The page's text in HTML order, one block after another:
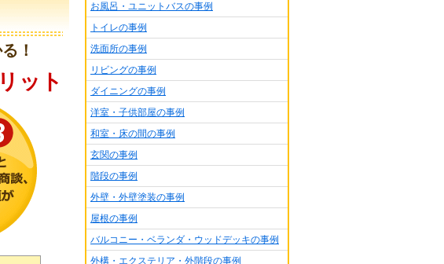
！
ット
お風呂・ユニットバスの事例
トイレの事例
洗面所の事例
リビングの事例
ダイニングの事例
洋室・子供部屋の事例
和室・床の間の事例
玄関の事例
階段の事例
外壁・外壁塗装の事例
屋根の事例
バルコニー・ベランダ・ウッドデッキの事例
外構・エクステリア・外階段の事例